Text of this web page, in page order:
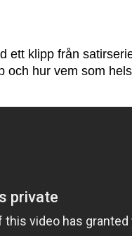
ett klipp från
och hur vem som